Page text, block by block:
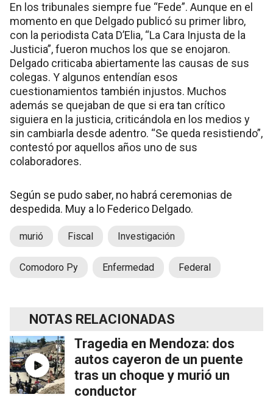
En los tribunales siempre fue “Fede”. Aunque en el
momento en que Delgado publicó su primer libro,
con la periodista Cata D’Elia, “La Cara Injusta de la
Justicia”, fueron muchos los que se enojaron.
Delgado criticaba abiertamente las causas de sus
colegas. Y algunos entendían esos
cuestionamientos también injustos. Muchos
además se quejaban de que si era tan crítico
siguiera en la justicia, criticándola en los medios y
sin cambiarla desde adentro. “Se queda resistiendo”,
contestó por aquellos años uno de sus
colaboradores.
Según se pudo saber, no habrá ceremonias de
despedida. Muy a lo Federico Delgado.
murió Fiscal Investigación
Comodoro Py Enfermedad Federal
NOTAS RELACIONADAS
Tragedia en Mendoza: dos
autos cayeron de un puente
tras un choque y murió un
conductor